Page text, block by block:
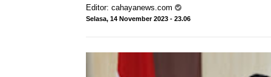
Editor: cahayanews.com
Selasa, 14 November 2023 - 23.06